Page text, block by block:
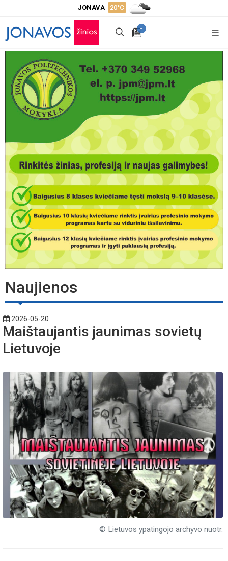
JONAVA 20°C
+
Naujienos
2026-05-20
Maištaujantis jaunimas sovietų
Lietuvoje
© Lietuvos ypatingojo archyvo nuotr.